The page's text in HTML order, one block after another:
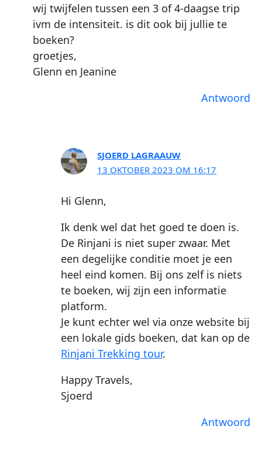
wij twijfelen tussen een 3 of 4-daagse trip
ivm de intensiteit. is dit ook bij jullie te
boeken?
groetjes,
Glenn en Jeanine
Antwoord
SJOERD LAGRAAUW
13 OKTOBER 2023 OM 16:17
Hi Glenn,
Ik denk wel dat het goed te doen is.
De Rinjani is niet super zwaar. Met
een degelijke conditie moet je een
heel eind komen. Bij ons zelf is niets
te boeken, wij zijn een informatie
platform.
Je kunt echter wel via onze website bij
een lokale gids boeken, dat kan op de
Rinjani Trekking tour.
Happy Travels,
Sjoerd
Antwoord